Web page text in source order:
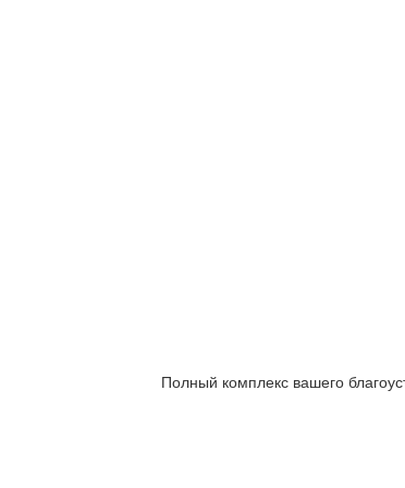
Полный комплекс вашего